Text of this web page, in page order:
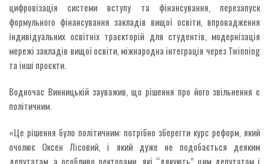
цифровізація системи вступу та фінансування, перезапуск
формульного фінансування закладів вищої освіти, впровадження
індивідуальних освітніх траєкторій для студентів, модернізація
мережі закладів вищої освіти, міжнародна інтеграція через Twinning
та інші проєкти.
Водночас Винницькій зауважив, що рішення про його звільнення є
політичним.
«Це рішення було політичним: потрібно зберегти курс реформ, який
очолює Оксен Лісовий, і який дуже не подобається деяким
депутатам, а особливо ректорами, які “дякують” цим депутатам і